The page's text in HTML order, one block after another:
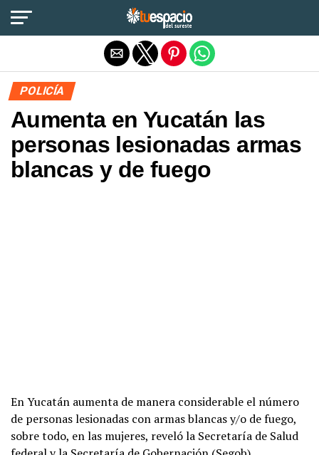
POLICÍA
Aumenta en Yucatán las
personas lesionadas armas
blancas y de fuego
En Yucatán aumenta de manera considerable el número
de personas lesionadas con armas blancas y/o de fuego,
sobre todo, en las mujeres, reveló la Secretaría de Salud
Salir de la versión móvil